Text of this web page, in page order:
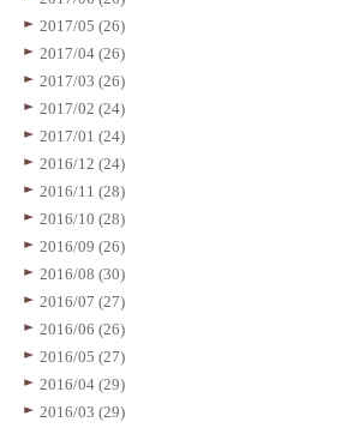
2017/05 (26)
2017/04 (26)
2017/03 (26)
2017/02 (24)
2017/01 (24)
2016/12 (24)
2016/11 (28)
2016/10 (28)
2016/09 (26)
2016/08 (30)
2016/07 (27)
2016/06 (26)
2016/05 (27)
2016/04 (29)
2016/03 (29)